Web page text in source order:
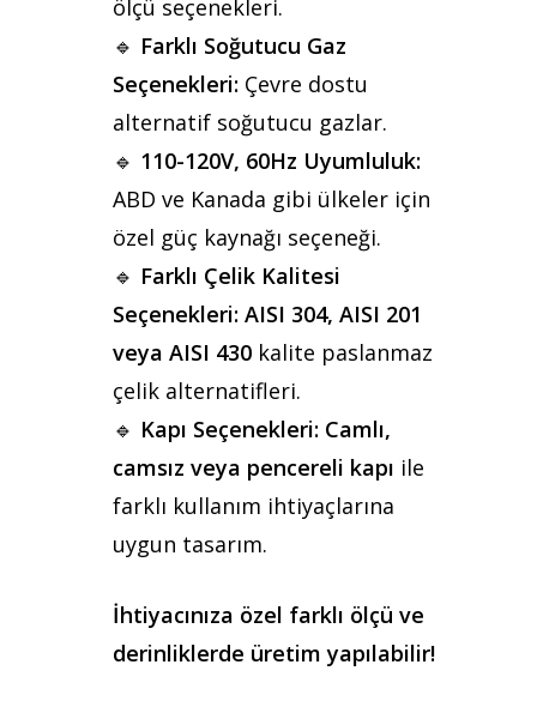
ölçü seçenekleri.
🔹 Farklı Soğutucu Gaz
Seçenekleri: Çevre dostu
alternatif soğutucu gazlar.
🔹 110-120V, 60Hz Uyumluluk:
ABD ve Kanada gibi ülkeler için
özel güç kaynağı seçeneği.
🔹 Farklı Çelik Kalitesi
Seçenekleri: AISI 304, AISI 201
veya AISI 430 kalite paslanmaz
çelik alternatifleri.
🔹 Kapı Seçenekleri: Camlı,
camsız veya pencereli kapı ile
farklı kullanım ihtiyaçlarına
uygun tasarım.
İhtiyacınıza özel farklı ölçü ve
derinliklerde üretim yapılabilir!